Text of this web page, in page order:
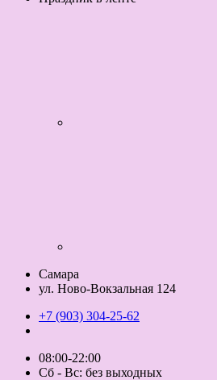
Самара
ул. Ново-Вокзальная 124
+7 (903) 304-25-62
08:00-22:00
Сб - Вс: без выходных